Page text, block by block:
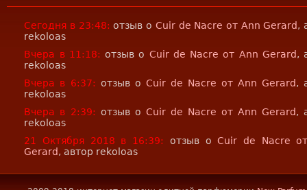
Сегодня в 23:48: отзыв о Cuir de Nacre от Ann Gerard,
rekoloas
Вчера в 11:18: отзыв о Cuir de Nacre от Ann Gerard,
rekoloas
Вчера в 6:37: отзыв о Cuir de Nacre от Ann Gerard,
rekoloas
Вчера в 2:39: отзыв о Cuir de Nacre от Ann Gerard,
rekoloas
21 Октября 2018 в 16:39:
отзыв оCuir de Nacre
Gerard, автор rekoloas